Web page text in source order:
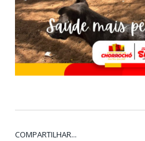
COMPARTILHAR...